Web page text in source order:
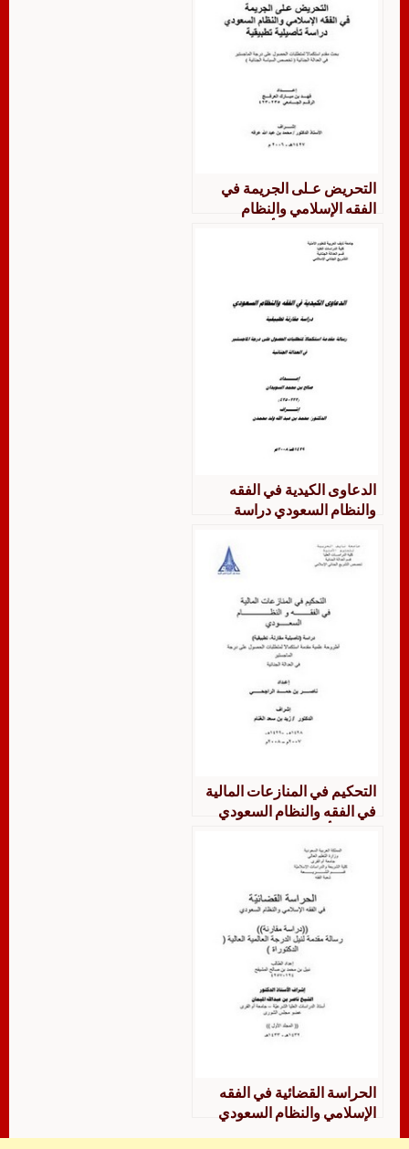
التحريض عـلى الجريمة في
الفقه الإسلامي والنظام
تطبيقية
الدعاوى الكيدية في الفقه
والنظام السعودي دراسة
التحكيم في المنازعات المالية
في الفقه والنظام السعودي
الحراسة القضائیة في الفقه
الإسلامي والنظام السعودي